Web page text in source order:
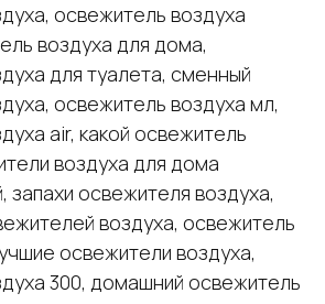
освежитель воздуха
воздуха для дома,
для туалета, сменный
освежитель воздуха мл,
air, какой освежитель
воздуха для дома
запахи освежителя воздуха,
воздуха, освежитель
освежители воздуха,
300, домашний освежитель